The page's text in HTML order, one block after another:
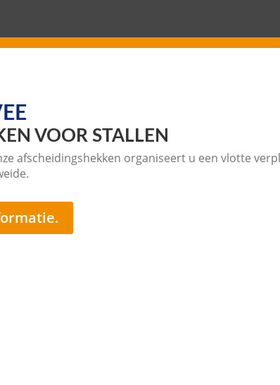
VOOR STALLEN
afscheidingshekken organiseert u een vlotte